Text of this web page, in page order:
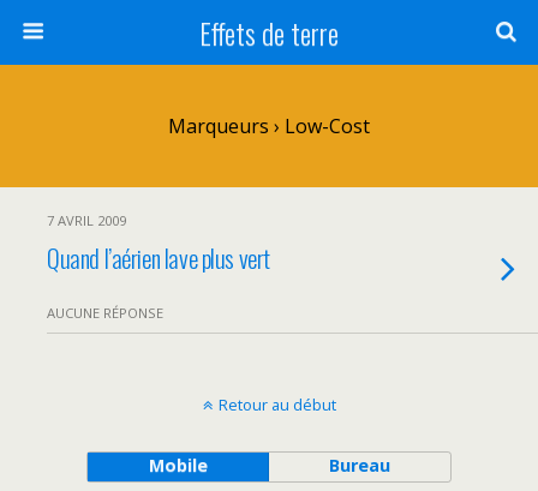
Effets de terre
Marqueurs › Low-Cost
7 AVRIL 2009
Quand l’aérien lave plus vert
AUCUNE RÉPONSE
Retour au début
Mobile Bureau